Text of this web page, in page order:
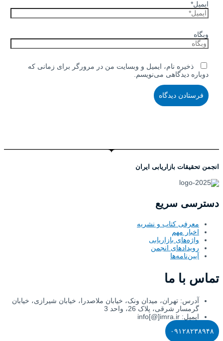
ایمیل*
وبگاه
ذخیره نام، ایمیل و وبسایت من در مرورگر برای زمانی که
دوباره دیدگاهی می‌نویسم.
انجمن تحقیقات بازاریابی ایران
دسترسی سریع
معرفی کتاب و نشریه
اخبار مهم
واژه‌های بازاریابی
رویدادهای انجمن
آیین‌نامه‌ها
تماس با ما
آدرس: تهران، میدان ونک، خیابان ملاصدرا، خیابان شیرازی، خیابان
گرمسار شرقی، پلاک 26، واحد 3
ایمیل: info[@]imra.ir
۰۹۱۲۸۲۳۸۹۴۸